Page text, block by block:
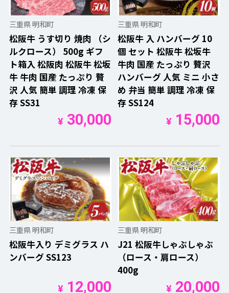
三重県 明和町
松阪牛 うす切り 焼肉 （シ
ルクロース） 500g ギフ
ト箱入 松阪肉 松阪牛 松坂
牛 牛肉 国産 たっぷり 贅
沢 人気 簡単 調理 冷凍 保
存 SS31
¥30,000
三重県 明和町
松阪牛 入 ハンバーグ 10
個 セット 松阪牛 松坂牛
牛肉 国産 たっぷり 贅沢
ハンバーグ 人気 ミニ 小さ
め 弁当 簡単 調理 冷凍 保
存 SS124
¥15,000
三重県 明和町
松阪牛入り デミグラス ハ
ンバーグ SS123
¥12,000
三重県 明和町
J21 松阪牛しゃぶしゃぶ
（ロース・肩ロース）
400g
¥20,000